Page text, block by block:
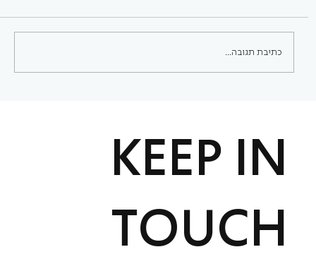
כתיבת תגובה...
KEEP IN
TOUCH